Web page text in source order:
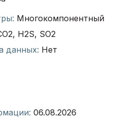
Многокомпонентный
H2S, SO2
данных: Нет
06.08.2026